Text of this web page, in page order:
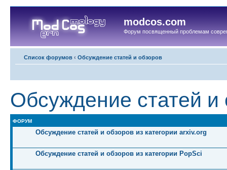
modcos.com
Форум посвященный проблемам
Список форумов ‹ Обсуждение статей и обзоров
Обсуждение статей и
ФОРУМ
Обсуждение статей и обзоров из категории arxiv.org
Обсуждение статей и обзоров из категории PopSci